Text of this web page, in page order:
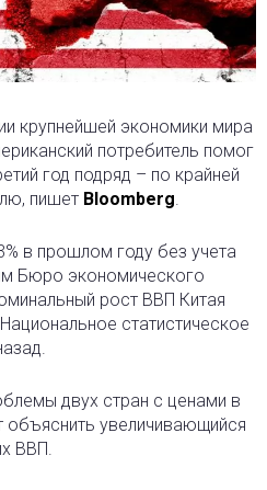
крупнейшей экономики мира
потребитель помог
год подряд – по крайней
пишет Bloomberg.
в прошлом году без учета
Бюро экономического
рост ВВП Китая
статистическое
двух стран с ценами в
увеличивающийся
ВВП.